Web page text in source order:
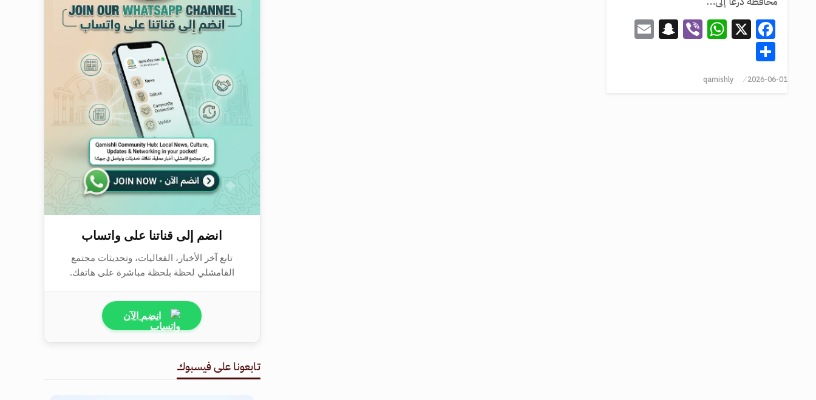
Facebook
X
WhatsApp
Viber
Snapchat
2026-06-01
qamishly
انضم إلى قناتنا على واتساب
تابع آخر الأخبار، الفعاليات، وتحديثات مجتمع
القامشلي لحظة بلحظة مباشرة على هاتفك.
انضم الآن
تابعونا على فيسبوك